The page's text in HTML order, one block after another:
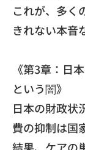
これが、多く
きれない本音
《第3章：日
という闇》
日本の財政状
費の抑制は国